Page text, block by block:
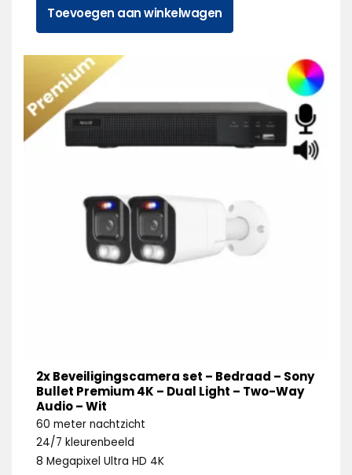
Toevoegen aan winkelwagen
2x Beveiligingscamera set – Bedraad – Sony
Bullet Premium 4K – Dual Light – Two-Way
Audio – Wit
60 meter nachtzicht
24/7 kleurenbeeld
8 Megapixel Ultra HD 4K